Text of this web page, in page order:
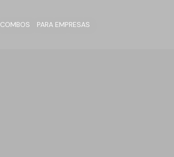
COMBOS PARA EMPRESAS